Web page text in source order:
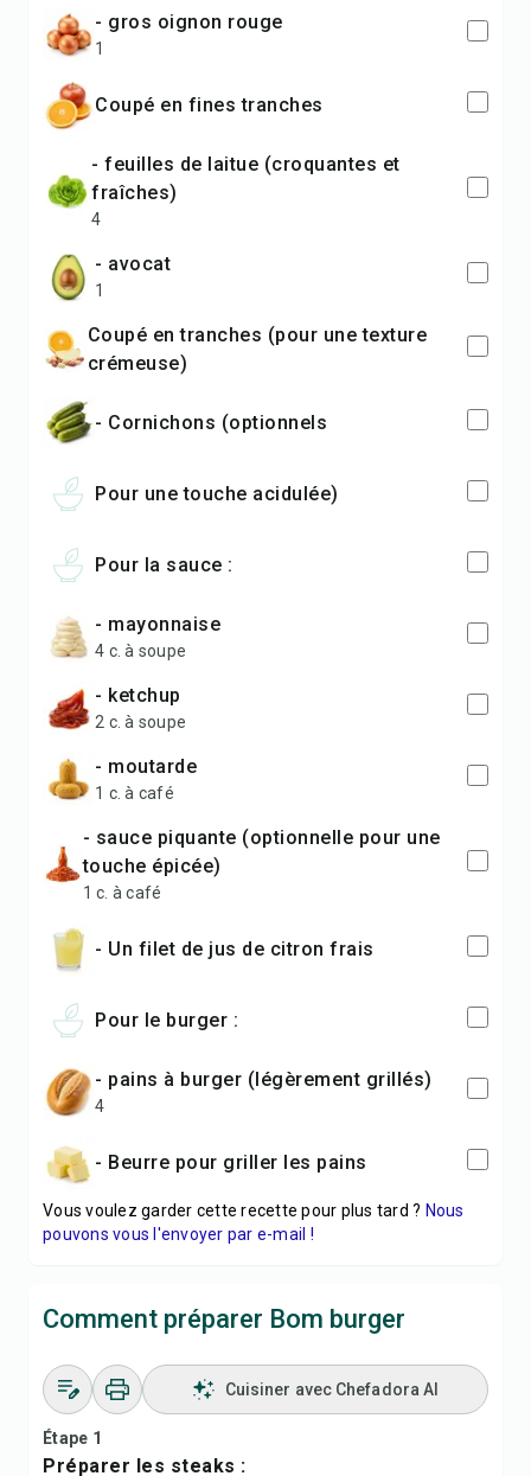
- gros oignon rouge
1
coupé en fines tranches
- feuilles de laitue (croquantes et
fraîches)
4
- avocat
1
coupé en tranches (pour une texture
crémeuse)
- Cornichons (optionnels
pour une touche acidulée)
Pour la sauce :
- mayonnaise
4 c. à soupe
- ketchup
2 c. à soupe
- moutarde
1 c. à café
- sauce piquante (optionnelle pour une
touche épicée)
1 c. à café
- Un filet de jus de citron frais
Pour le burger :
- pains à burger (légèrement grillés)
4
- Beurre pour griller les pains
Vous voulez garder cette recette pour plus tard ? Nous
pouvons vous l'envoyer par e-mail !
Comment préparer Bom burger
Cuisiner avec Chefadora AI
Étape 1
Préparer les steaks :